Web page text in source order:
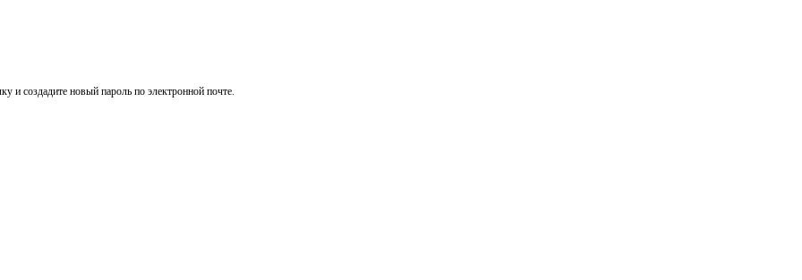
и создадите новый пароль по электронной почте.